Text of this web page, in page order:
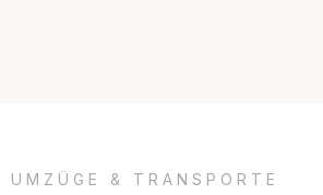
UMZÜGE & TRANSPORTE